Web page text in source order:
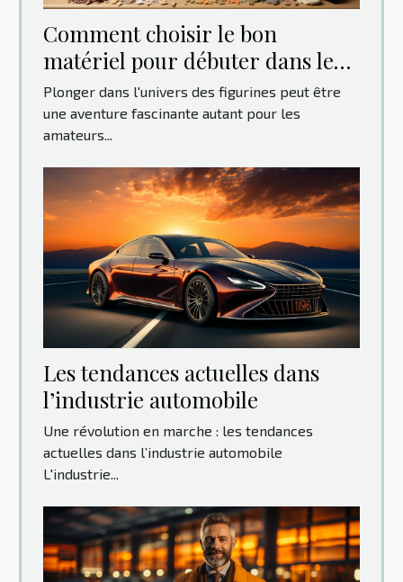
Comment choisir le bon
matériel pour débuter dans le
monde des figurines
Plonger dans l'univers des figurines peut être
une aventure fascinante autant pour les
amateurs...
Les tendances actuelles dans
l’industrie automobile
Une révolution en marche : les tendances
actuelles dans l’industrie automobile
L'industrie...